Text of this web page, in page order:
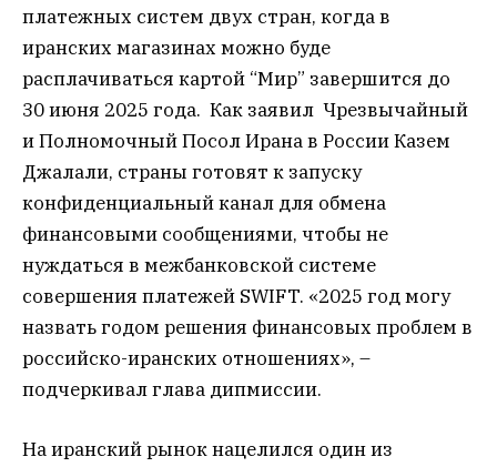
платежных систем двух стран, когда в
иранских магазинах можно буде
расплачиваться картой “Мир” завершится до
30 июня 2025 года. Как заявил Чрезвычайный
и Полномочный Посол Ирана в России Казем
Джалали, страны готовят к запуску
конфиденциальный канал для обмена
финансовыми сообщениями, чтобы не
нуждаться в межбанковской системе
совершения платежей SWIFT. «2025 год могу
назвать годом решения финансовых проблем в
российско-иранских отношениях», –
подчеркивал глава дипмиссии.
На иранский рынок нацелился один из